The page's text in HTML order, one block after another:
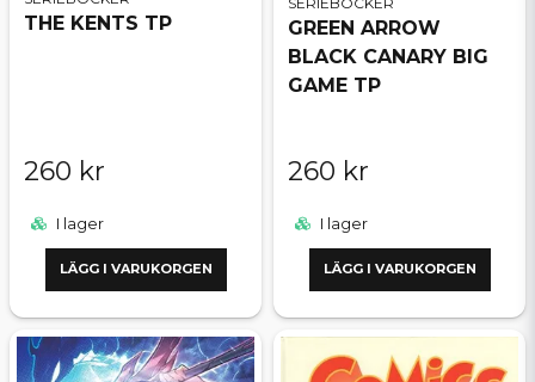
THE KENTS TP
260 kr
I lager
LÄGG I VARUKORGEN
GREEN ARROW
BLACK CANARY BIG
GAME TP
260 kr
I lager
LÄGG I VARUKORGEN